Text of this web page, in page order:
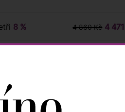
8 % 4 860 Kč 4